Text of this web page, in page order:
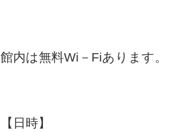
館内は無料Wi－Fiあります。
【日時】